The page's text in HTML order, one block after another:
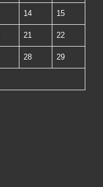
14 15
21 22
28 29